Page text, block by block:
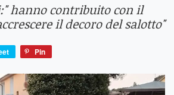
hanno contribuito con il
il decoro del salotto"
Pin